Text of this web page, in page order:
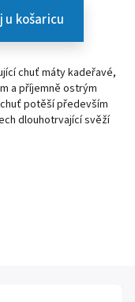
u košaricu
chuť máty kadeřavé,
a příjemně ostrým
potěší především
dlouhotrvající svěží